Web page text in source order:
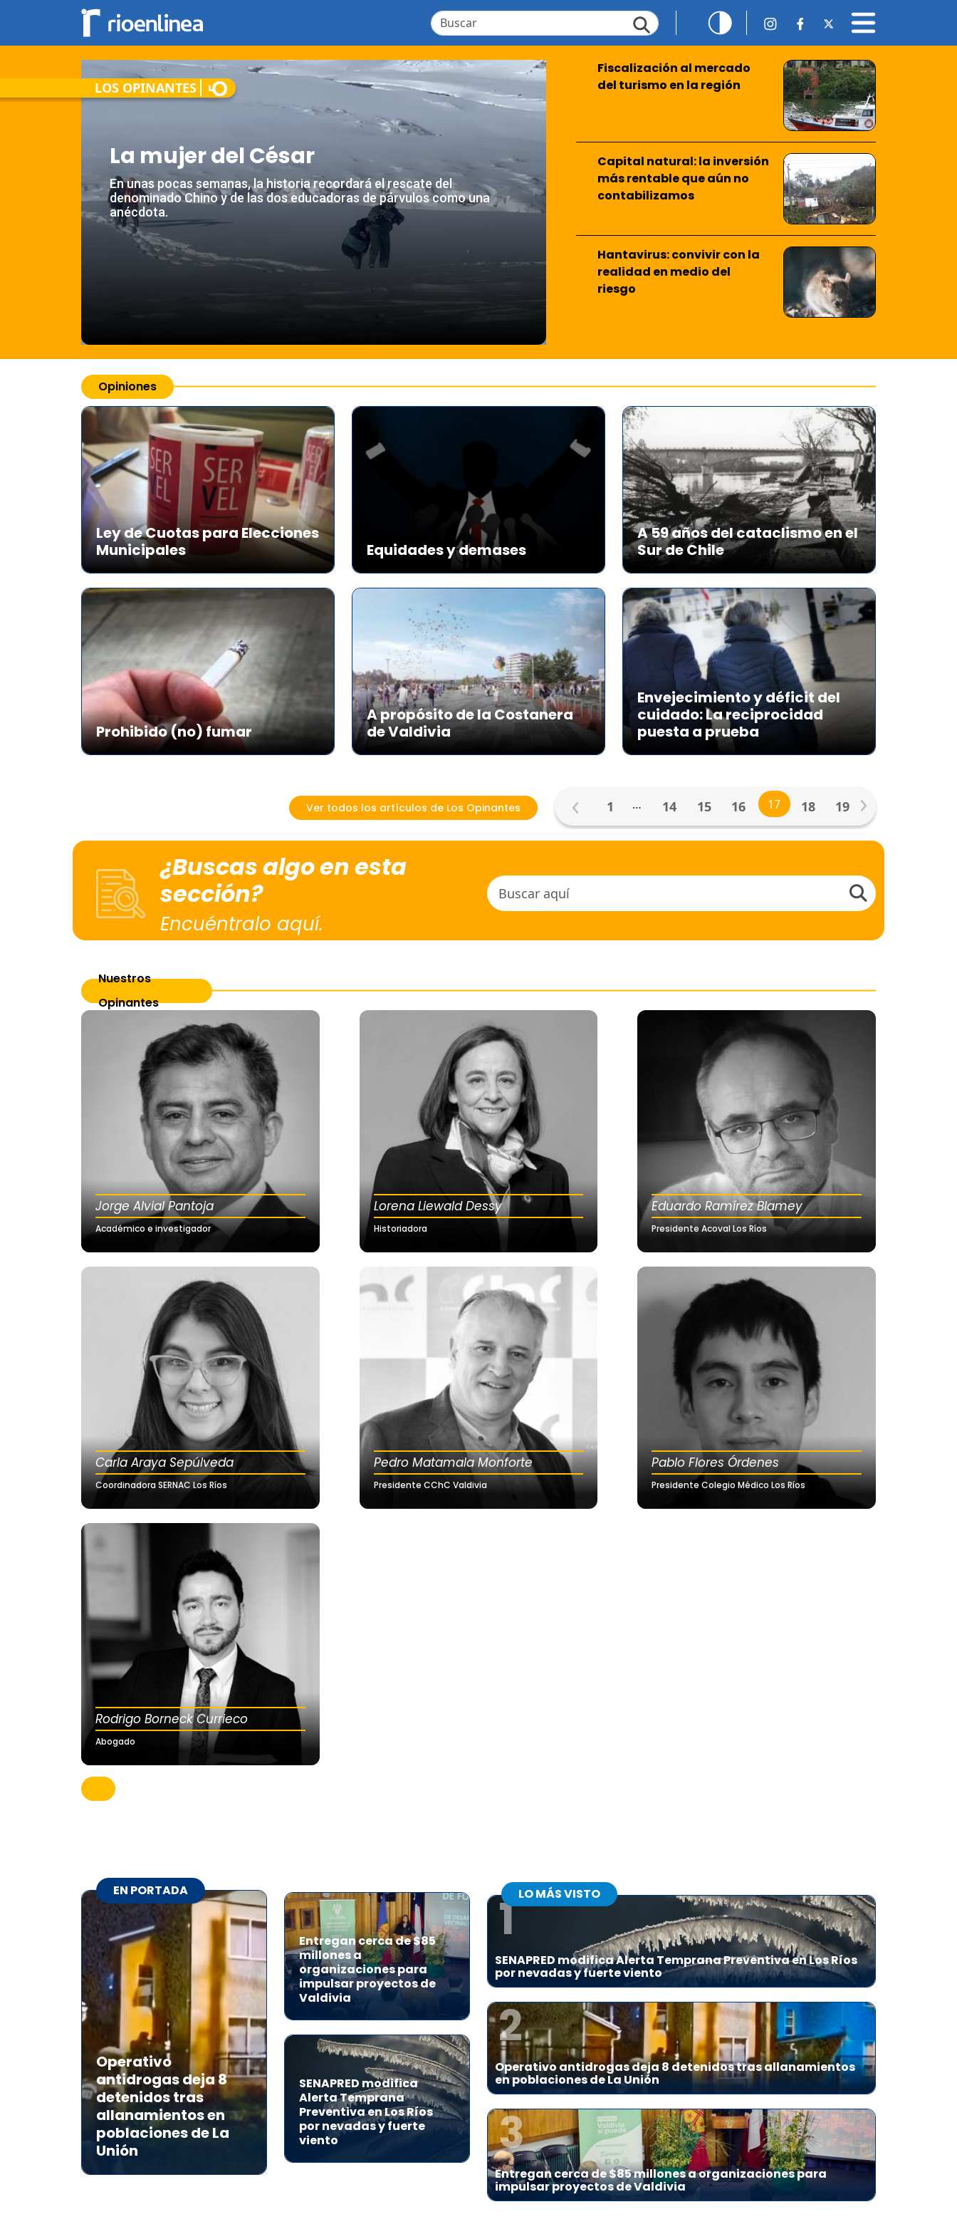
LOS OPINANTES
La mujer del César
En unas pocas semanas, la historia recordará el rescate del
denominado Chino y de las dos educadoras de párvulos como una
anécdota.
Fiscalización al mercado
del turismo en la región
Capital natural: la inversión
más rentable que aún no
contabilizamos
Hantavirus: convivir con la
realidad en medio del
riesgo
Opiniones
Ley de Cuotas para Elecciones
Municipales
Equidades y demases
A 59 años del cataclismo en el
Sur de Chile
Prohibido (no) fumar
A propósito de la Costanera
de Valdivia
Envejecimiento y déficit del
cuidado: La reciprocidad
puesta a prueba
Ver todos los artículos de Los Opinantes 1 … 14 15 16 17 18 19
¿Buscas algo en esta
sección?
Encuéntralo aquí.
Nuestros
Opinantes
Jorge Alvial Pantoja
Académico e investigador
Lorena Liewald Dessy
Historiadora
Eduardo Ramírez Blamey
Presidente Acoval Los Ríos
Carla Araya Sepúlveda
Coordinadora SERNAC Los Ríos
Pedro Matamala Monforte
Presidente CChC Valdivia
Pablo Flores Órdenes
Presidente Colegio Médico Los Ríos
Rodrigo Borneck Currieco
Abogado
EN PORTADA
Operativo
antidrogas deja 8
detenidos tras
allanamientos en
poblaciones de La
Unión
Entregan cerca de $85
millones a
organizaciones para
impulsar proyectos de
Valdivia
SENAPRED modifica
Alerta Temprana
Preventiva en Los Ríos
por nevadas y fuerte
viento
LO MÁS VISTO
1
SENAPRED modifica Alerta Temprana Preventiva en Los Ríos
por nevadas y fuerte viento
2
Operativo antidrogas deja 8 detenidos tras allanamientos
en poblaciones de La Unión
3
Entregan cerca de $85 millones a organizaciones para
impulsar proyectos de Valdivia